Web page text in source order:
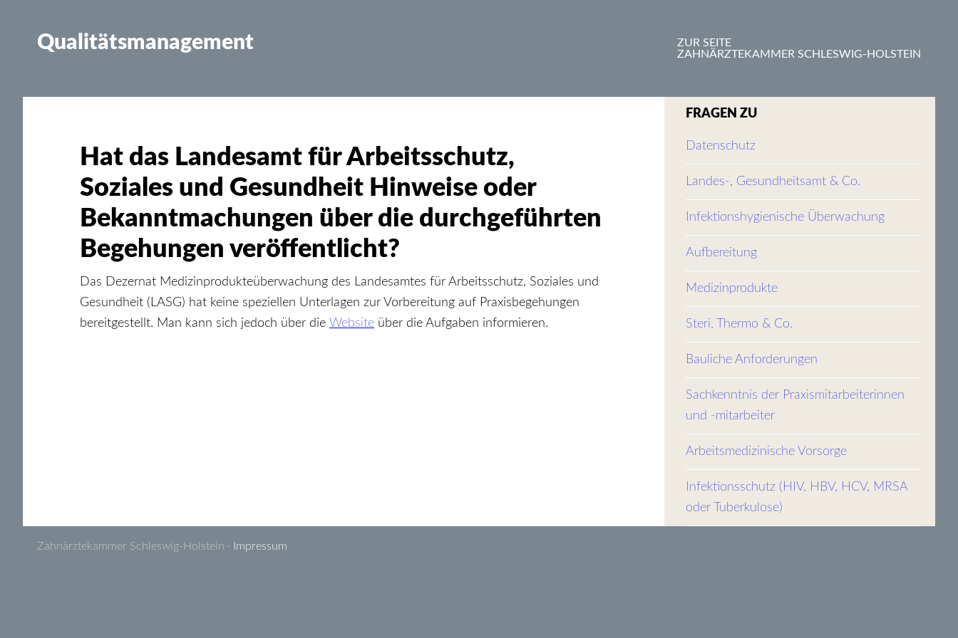
Qualitätsmanagement
ZUR SEITE
ZAHNÄRZTEKAMMER SCHLESWIG-HOLSTEIN
Hat das Landesamt für Arbeitsschutz,
Soziales und Gesundheit Hinweise oder
Bekanntmachungen über die durchgeführten
Begehungen veröffentlicht?
Das Dezernat Medizinprodukteüberwachung des Landesamtes für Arbeitsschutz, Soziales und
Gesundheit (LASG) hat keine speziellen Unterlagen zur Vorbereitung auf Praxisbegehungen
bereitgestellt. Man kann sich jedoch über die Website über die Aufgaben informieren.
FRAGEN ZU
Datenschutz
Landes-, Gesundheitsamt & Co.
Infektionshygienische Überwachung
Aufbereitung
Medizinprodukte
Steri, Thermo & Co.
Bauliche Anforderungen
Sachkenntnis der Praxismitarbeiterinnen
und -mitarbeiter
Arbeitsmedizinische Vorsorge
Infektionsschutz (HIV, HBV, HCV, MRSA
oder Tuberkulose)
Zahnärztekammer Schleswig-Holstein · Impressum